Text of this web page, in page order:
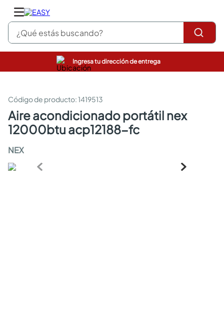
¿Qué estás buscando?
Ingresa tu dirección de entrega
:1419513
aire acondicionado portátil nex
12000btu acp12188-fc
NEX
pinturas
sanitarios
comedor
escritorio
armarios closet
comedores